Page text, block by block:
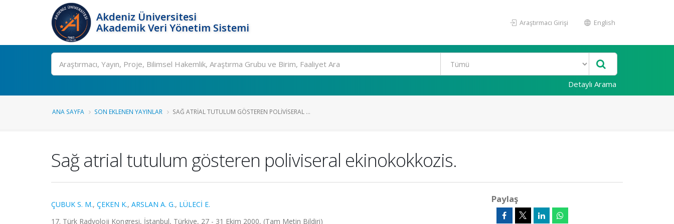
Akdeniz Üniversitesi
Akademik Veri Yönetim Sistemi
Araştırmacı Girişi English
Ara
Detaylı Arama
ANA SAYFA SON EKLENEN YAYINLAR SAĞ ATRIAL TUTULUM GÖSTEREN POLIVISERAL ...
Sağ atrial tutulum gösteren poliviseral ekinokokkozis.
ÇUBUK S. M., ÇEKEN K., ARSLAN A. G., LÜLECİ E.
17. Türk Radyoloji Kongresi, İstanbul, Türkiye, 27 - 31 Ekim 2000, (Tam Metin Bildiri)
Paylaş